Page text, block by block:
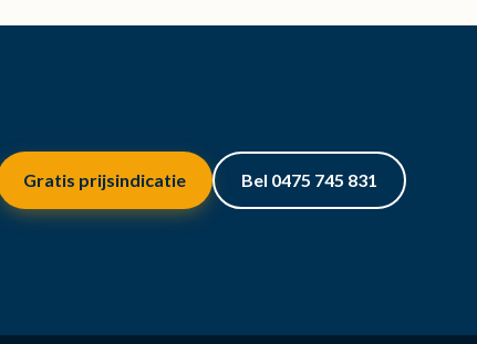
Gratis prijsindicatie Bel 0475 745 831